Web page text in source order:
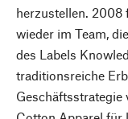
herzustellen. 2008
wieder im Team,
des Labels
traditionsreiche
Geschäftsstrategie